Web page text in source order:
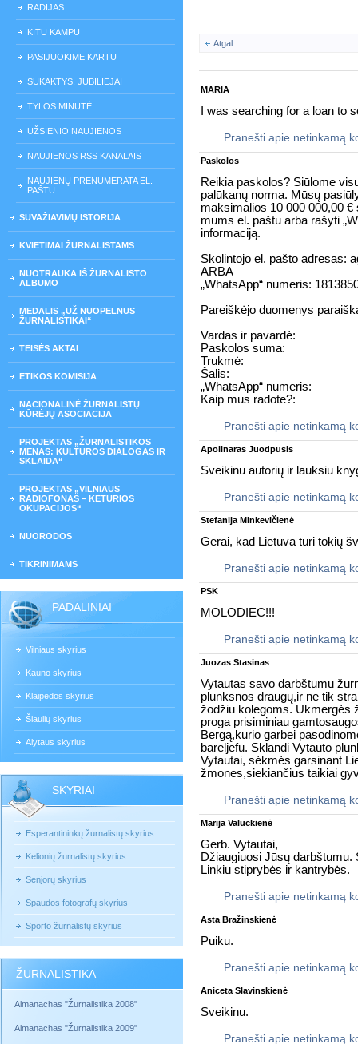
RADIJAS
KITU KAMPU
PASIJUOKIME KARTU
SUKAKTYS, JUBILIEJAI
TYLOS MINUTĖ
UŽSIENIO NAUJIENOS
NAUJIENOS RSS KANALAIS
NAUJIENŲ PRENUMERATA EL.
PAŠTU
SUVAŽIAVIMŲ ISTORIJA
KVIETIMAI ŽURNALISTAMS
NUOTRAUKA IŠ ŽURNALISTO
ALBUMO
MEDALIS „UŽ NUOPELNUS
ŽURNALISTIKAI“
TEISĖS AKTAI
ETIKOS KOMISIJA
NACIONALINĖ ŽURNALISTŲ
KŪRĖJŲ ASOCIACIJA
PROJEKTAS „ŽURNALISTIKOS
MENAS: KULTŪROS DIALOGAS IR
SKLAIDA“
PROJEKTAS „VILNIAUS
RADIOFONAS – KETURIOS
OKUPACIJOS“
NUORODOS
TIKRINIMAMS
PADALINIAI
Vilniaus skyrius
Kauno skyrius
Klaipėdos skyrius
Šiaulių skyrius
Alytaus skyrius
SKYRIAI
Esperantininkų žurnalistų skyrius
Kelionių žurnalistų skyrius
Senjorų skyrius
Spaudos fotografų skyrius
Sporto žurnalistų skyrius
ŽURNALISTIKA
Almanachas "Žurnalistika 2008"
Almanachas "Žurnalistika 2009"
Atgal
MARIA
I was searching for a loan to
Pranešti apie netinkamą
Paskolos
Reikia paskolos? Siūlome
palūkanų norma. Mūsų
maksimalios 10 000 000,00
mums el. paštu arba rašyti
informaciją.
Skolintojo el. pašto adresas:
ARBA
„WhatsApp“ numeris:
Pareiškėjo duomenys
Vardas ir pavardė:
Paskolos suma:
Trukmė:
Šalis:
„WhatsApp“ numeris:
Kaip mus radote?:
Pranešti apie netinkamą
Apolinaras Juodpusis
Sveikinu autorių ir lauksiu
Pranešti apie netinkamą
Stefanija Minkevičienė
Gerai, kad Lietuva turi tokių
Pranešti apie netinkamą
PSK
MOLODIEC!!!
Pranešti apie netinkamą
Juozas Stasinas
Vytautas savo darbštumu
plunksnos draugų,ir ne tik
žodžiu kolegoms. Ukmergės
proga prisiminiau
Bergą,kurio garbei
bareljefu. Sklandi Vytauto
Vytautai, sėkmės garsinant
žmones,siekiančius taikiai
Pranešti apie netinkamą
Marija Valuckienė
Gerb. Vytautai,
Džiaugiuosi Jūsų
Linkiu stiprybės ir kantrybės.
Pranešti apie netinkamą
Asta Bražinskienė
Puiku.
Pranešti apie netinkamą
Aniceta Slavinskienė
Sveikinu.
Pranešti apie netinkamą